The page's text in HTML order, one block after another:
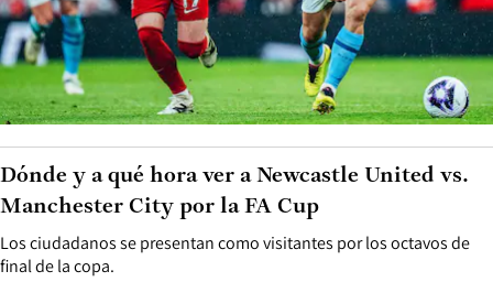
Los ciudadanos se presentan como visitantes por los octavos de
final de la copa.
Dónde y a qué hora ver a Newcastle United vs.
Manchester City por la FA Cup